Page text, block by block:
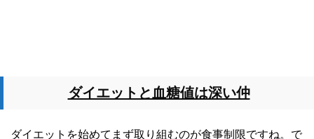
ダイエットと血糖値は深い仲
ダイエットを始めてまず取り組むのが食事制限ですね。で